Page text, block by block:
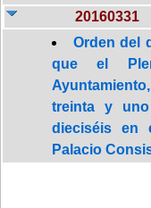
20160331
Orden del
que el
treinta y
dieciséis en
Palacio